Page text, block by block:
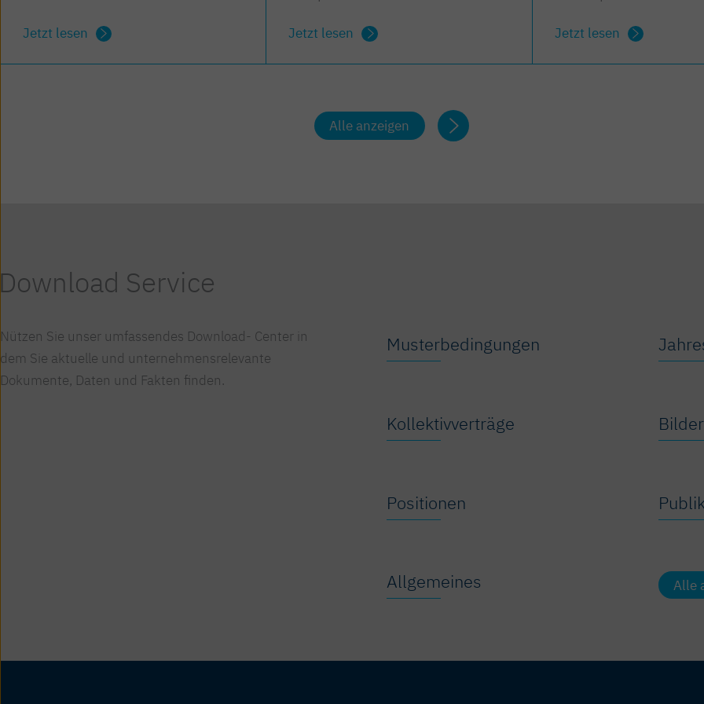
Jetzt lesen Jetzt lesen Jetzt lesen
Alle anzeigen
Service
Nützen Sie unser umfassendes Download- Center in
dem Sie aktuelle und unter­nehmens­relevante
Dokumente, Daten und Fakten finden.
Musterbedingungen
Kollektivverträge Bilder
Positionen
Allgemeines Alle